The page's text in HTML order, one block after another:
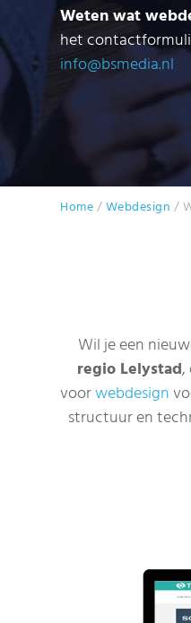
Weten wat
het
info@bsmedia.nl
Home/Webdesign /
Wil je een
regio Lelystad,
voorwebdesign
structuur en